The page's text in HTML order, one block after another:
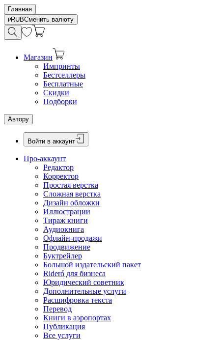
Главная
RUBСменить валюту
Магазин
Импринты
Бестселлеры
Бесплатные
Скидки
Подборки
Автору
Войти в аккаунт
Про-аккаунт
Редактор
Корректор
Простая верстка
Сложная верстка
Дизайн обложки
Иллюстрации
Тираж книги
Аудиокнига
Офлайн-продажи
Продвижение
Буктрейлер
Большой издательский пакет
Rideró для бизнеса
Юридический советник
Дополнительные услуги
Расшифровка текста
Перевод
Книги в аэропортах
Публикация
Все услуги